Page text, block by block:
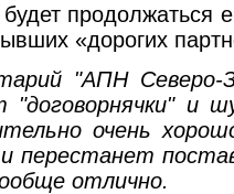
«дорогих
"АПН Северо-
"договорнячки" и
очень
перестанет
отлично.